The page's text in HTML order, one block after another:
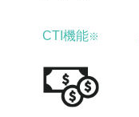
CTI機能※